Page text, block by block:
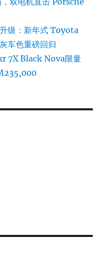
级：新年式 Toyota
车色重磅回归
7X Black Nova限量